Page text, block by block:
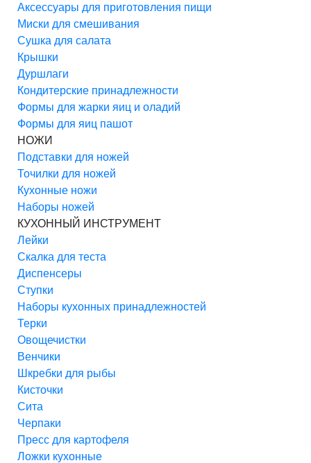
Аксессуары для приготовления пищи
Миски для смешивания
Сушка для салата
Крышки
Дуршлаги
Кондитерские принадлежности
Формы для жарки яиц и оладий
Формы для яиц пашот
НОЖИ
Подставки для ножей
Точилки для ножей
Кухонные ножи
Наборы ножей
КУХОННЫЙ ИНСТРУМЕНТ
Лейки
Скалка для теста
Диспенсеры
Ступки
Наборы кухонных принадлежностей
Терки
Овощечистки
Венчики
Шкребки для рыбы
Кисточки
Сита
Черпаки
Пресс для картофеля
Ложки кухонные